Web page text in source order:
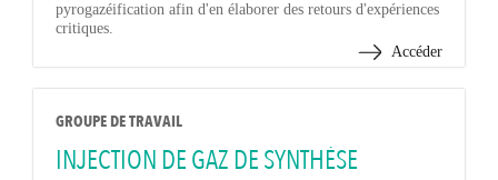
pyrogazéification afin d'en élaborer des retours d'expériences
critiques.
Accéder
GROUPE DE TRAVAIL
INJECTION DE GAZ DE SYNTHÈSE